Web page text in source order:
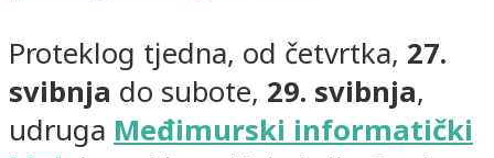
Proteklog tjedna, od četvrtka, 27.
svibnja do subote, 29. svibnja,
udruga Međimurski informatički